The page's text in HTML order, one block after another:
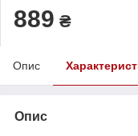
889 ₴
Опис
Опис